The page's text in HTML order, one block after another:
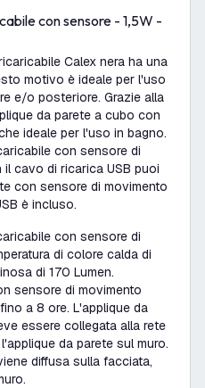
con sensore - 1,5W -
Calex nera ha una
motivo è ideale per l'uso
e/o posteriore. Grazie alla
da parete a cubo con
ideale per l'uso in bagno.
con sensore di
cavo di ricarica USB puoi
con sensore di movimento
è incluso.
con sensore di
di colore calda di
di 170 Lumen.
sensore di movimento
a 8 ore. L'applique da
essere collegata alla rete
da parete sul muro.
diffusa sulla facciata,